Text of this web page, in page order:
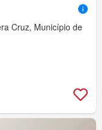
Cruz, Município de